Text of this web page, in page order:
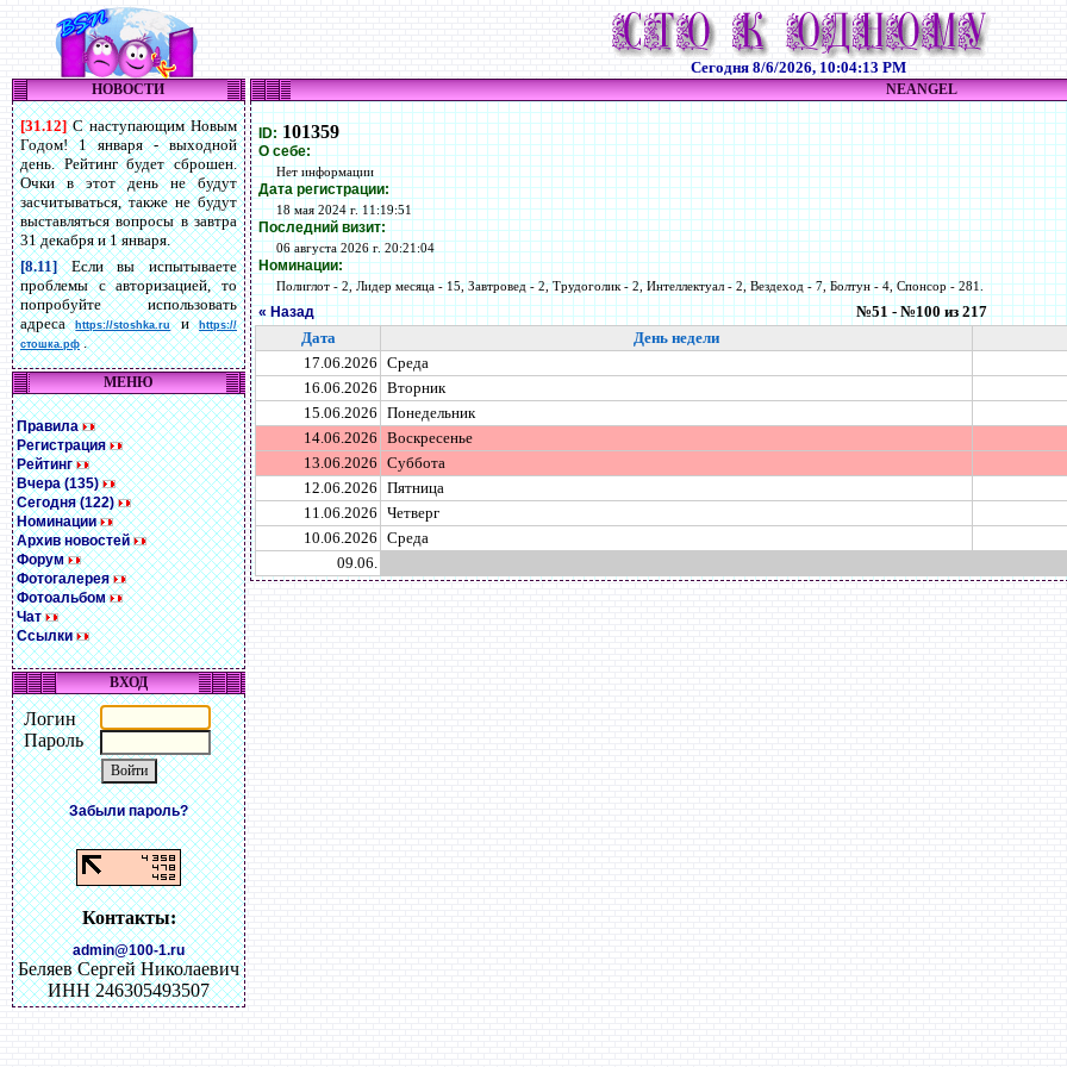
Сегодня 8/6/2026, 10:04:13 PM
НОВОСТИ
[31.12]С наступающим Новым
Годом! 1 января - выходной
день. Рейтинг будет сброшен.
Очки в этот день не будут
засчитываться, также не будут
выставляться вопросы в завтра
31 декабря и 1 января.
[8.11]Если вы испытываете
проблемы с авторизацией, то
попробуйте использовать
адресаhttps://stoshka.ruиhttps://
стошка.рф.
МЕНЮ
Правила
Регистрация
Рейтинг
Вчера (135)
Сегодня (122)
Номинации
Архив новостей
Форум
Фотогалерея
Фотоальбом
Чат
Ссылки
ВХОД
Логин
Пароль
Забыли пароль?
Контакты:
admin@100-1.ru
Беляев Сергей Николаевич
ИНН 246305493507
NEANGEL
ID: 101359
О себе:
Нет информации
Дата регистрации:
18 мая 2024 г. 11:19:51
Последний визит:
06 августа 2026 г. 20:21:04
Номинации:
Полиглот - 2, Лидер месяца - 15, Завтровед - 2, Трудоголик - 2, Интеллектуал - 2, Вездеход - 7, Болтун - 4, Спонсор - 281.
« Назад №51 - №100 из 217
Дата День недели
17.06.2026 Среда
16.06.2026 Вторник
15.06.2026 Понедельник
14.06.2026 Воскресенье
13.06.2026 Суббота
12.06.2026 Пятница
11.06.2026 Четверг
10.06.2026 Среда
09.06.